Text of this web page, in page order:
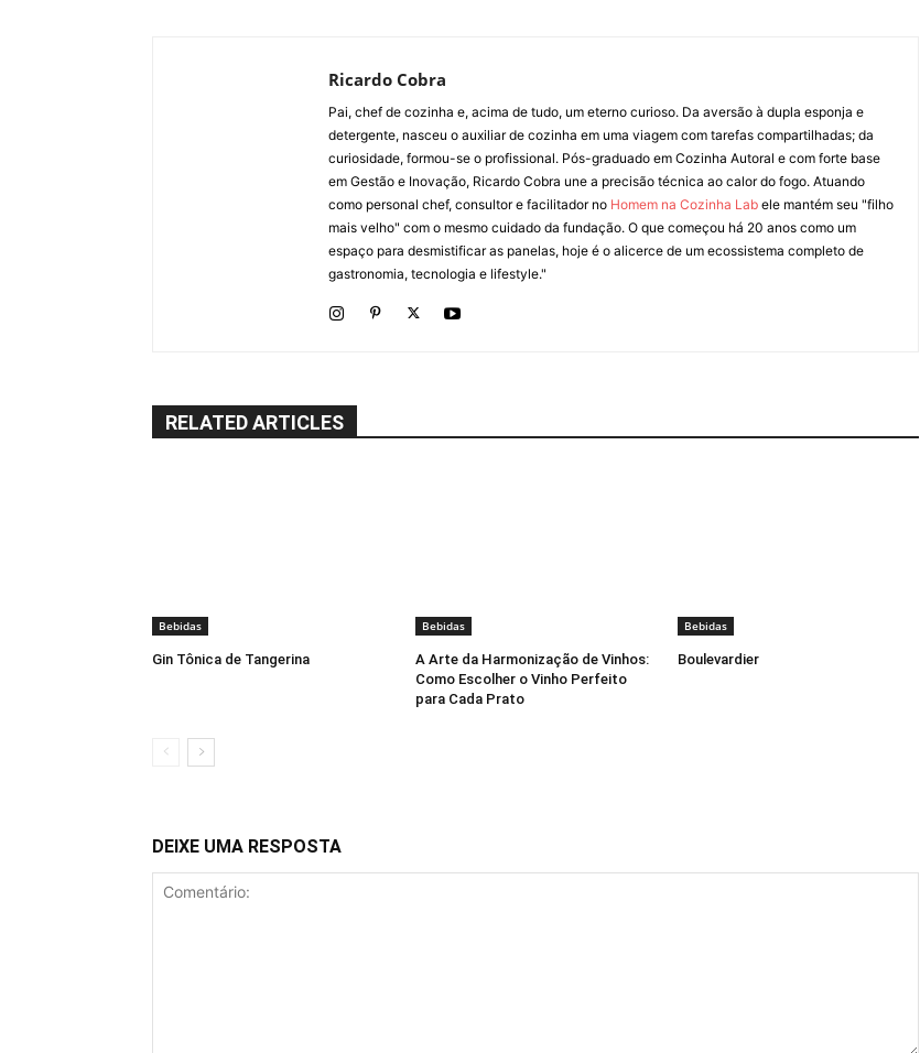
Ricardo Cobra
Pai, chef de cozinha e, acima de tudo, um eterno curioso. Da aversão à dupla esponja e
detergente, nasceu o auxiliar de cozinha em uma viagem com tarefas compartilhadas; da
curiosidade, formou-se o profissional. Pós-graduado em Cozinha Autoral e com forte base
em Gestão e Inovação, Ricardo Cobra une a precisão técnica ao calor do fogo. Atuando
como personal chef, consultor e facilitador no Homem na Cozinha Lab ele mantém seu "filho
mais velho" com o mesmo cuidado da fundação. O que começou há 20 anos como um
espaço para desmistificar as panelas, hoje é o alicerce de um ecossistema completo de
gastronomia, tecnologia e lifestyle."
RELATED ARTICLES
Bebidas
Gin Tônica de Tangerina
Bebidas
A Arte da Harmonização de Vinhos:
Como Escolher o Vinho Perfeito
para Cada Prato
Bebidas
Boulevardier
DEIXE UMA RESPOSTA